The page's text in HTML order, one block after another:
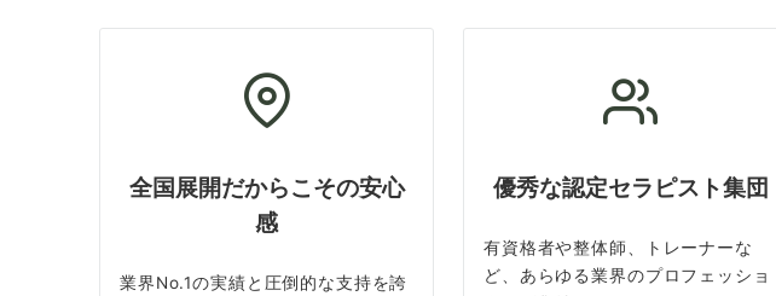
全国展開だからこその安心
感
業界No.1の実績と圧倒的な支持を誇
優秀な認定セラピスト集団
有資格者や整体師、トレーナーな
ど、あらゆる業界のプロフェッショ